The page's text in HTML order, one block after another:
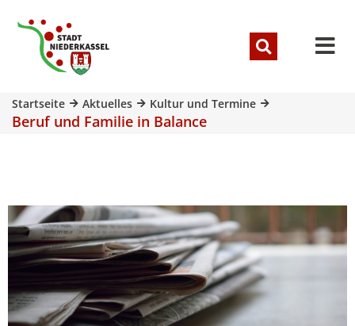
Startseite Aktuelles Kultur und Termine
Beruf und Familie in Balance